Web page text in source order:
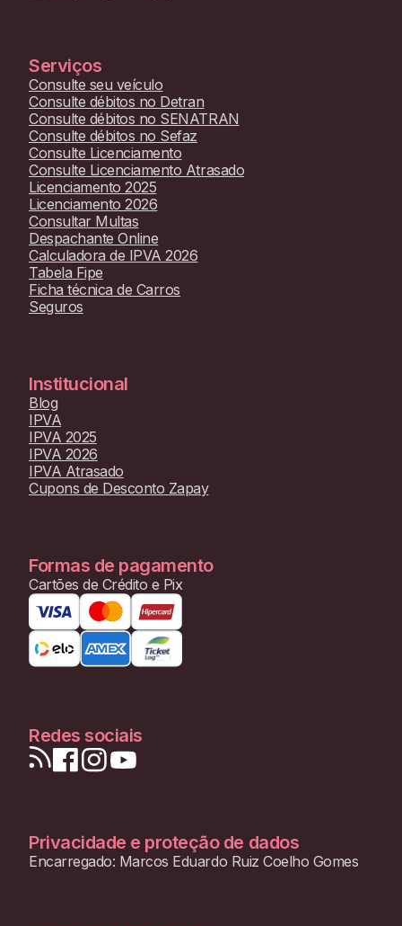
Serviços
Consulte seu veículo
Consulte débitos no Detran
Consulte débitos no SENATRAN
Consulte débitos no Sefaz
Consulte Licenciamento
Consulte Licenciamento Atrasado
Licenciamento 2025
Licenciamento 2026
Consultar Multas
Despachante Online
Calculadora de IPVA 2026
Tabela Fipe
Ficha técnica de Carros
Seguros
Institucional
Blog
IPVA
IPVA 2025
IPVA 2026
IPVA Atrasado
Cupons de Desconto Zapay
Formas de pagamento
Cartões de Crédito e Pix
Redes sociais
Privacidade e proteção de dados
Encarregado: Marcos Eduardo Ruiz Coelho Gomes